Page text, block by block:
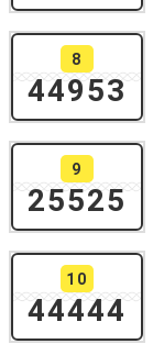
8
44953
9
25525
10
44444